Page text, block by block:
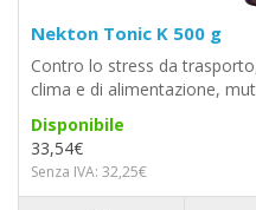
Nekton Tonic K 500 g
Contro lo stress da
clima e di alimentazione,
Disponibile
33,54€
Senza IVA: 32,25€